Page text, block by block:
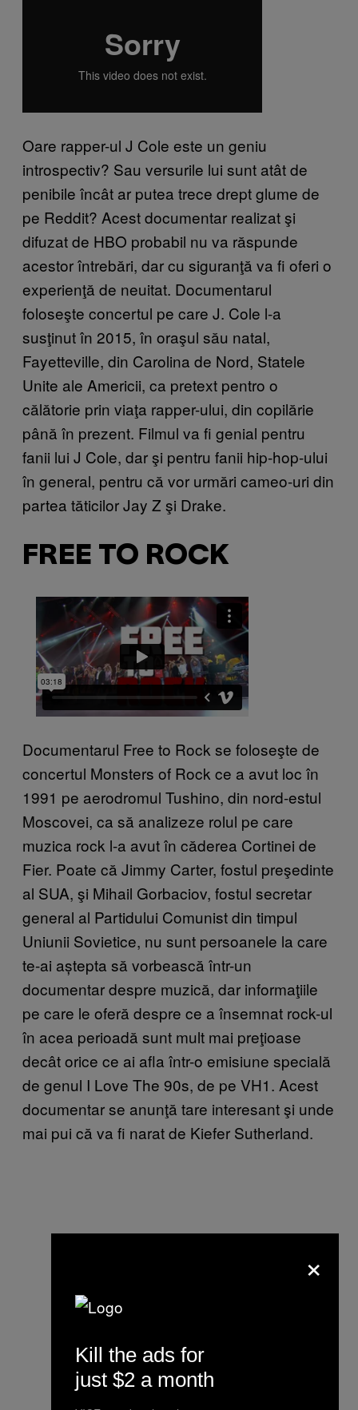
Oare rapper-ul J Cole este un geniu
introspectiv? Sau versurile lui sunt atât de
penibile încât ar putea trece drept glume de
pe Reddit? Acest documentar realizat şi
difuzat de HBO probabil nu va răspunde
acestor întrebări, dar cu siguranţă va fi oferi o
experienţă de neuitat. Documentarul
foloseşte concertul pe care J. Cole l-a
susţinut în 2015, în oraşul său natal,
Fayetteville, din Carolina de Nord, Statele
Unite ale Americii, ca pretext pentro o
călătorie prin viaţa rapper-ului, din copilărie
până în prezent. Filmul va fi genial pentru
fanii lui J Cole, dar şi pentru fanii hip-hop-ului
în general, pentru că vor urmări cameo-uri din
partea tăticilor Jay Z şi Drake.
FREE TO ROCK
Documentarul Free to Rock se foloseşte de
concertul Monsters of Rock ce a avut loc în
1991 pe aerodromul Tushino, din nord-estul
Moscovei, ca să analizeze rolul pe care
muzica rock l-a avut în căderea Cortinei de
Fier. Poate că Jimmy Carter, fostul preşedinte
al SUA, şi Mihail Gorbaciov, fostul secretar
general al Partidului Comunist din timpul
Uniunii Sovietice, nu sunt persoanele la care
te-ai aștepta să vorbească într-un
documentar despre muzică, dar informaţiile
pe care le oferă despre ce a însemnat rock-ul
în acea perioadă sunt mult mai preţioase
decât orice ce ai afla într-o emisiune specială
de genul I Love The 90s, de pe VH1. Acest
documentar se anunţă tare interesant şi unde
mai pui că va fi narat de Kiefer Sutherland.
×
Kill the ads for
just $2 a month